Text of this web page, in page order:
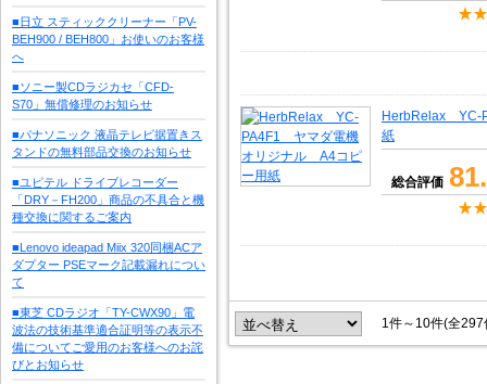
■日立 スティッククリーナー「PV-
BEH900 / BEH800」お使いのお客様
へ
■ソニー製CDラジカセ「CFD-
S70」無償修理のお知らせ
■パナソニック 液晶テレビ据置きス
タンドの無料部品交換のお知らせ
■ユピテル ドライブレコーダー
「DRY－FH200」商品の不具合と機
種交換に関するご案内
■Lenovo ideapad Miix 320同梱ACア
ダプター PSEマーク記載漏れについ
て
■東芝 CDラジオ「TY-CWX90」電
波法の技術基準適合証明等の表示不
備についてご愛用のお客様へのお詫
びとお知らせ
HerbRelax YC-
紙
総合評価
1件～10件(全